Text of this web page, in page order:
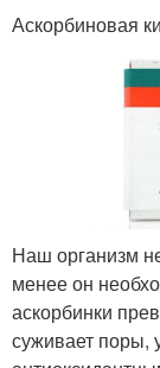
Аскорбиновая
Наш организм
менее он
аскорбинки
суживает поры,